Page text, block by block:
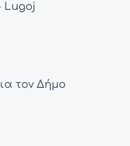
Lugoj
τον Δήμο